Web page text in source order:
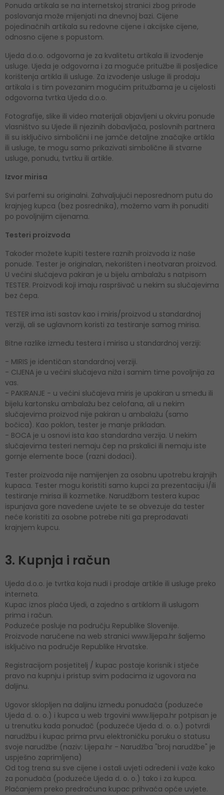
Ponuda artikala se na internetskoj stranici zbog prirode
poslovanja može mijenjati na dnevnoj bazi. Cijene
pojedinačnih artikala su redovne cijene i akcijske cijene,
odnosno cijene s popustom.
Ujeda d.o.o. odgovorna je za kvalitetu artikala ili izvođenje
usluge. Ujeda je odgovorna i za moguće pritužbe ili posljedice
korištenja artikla ili usluge. Za izvođenje usluge ili prodaju
artikala i s tim povezanim mogućim pritužbama je u cijelosti
odgovorna tvrtka Ujeda d.o.o.
Fotografije, slike ili video materijali objavljeni u okviru ponude
vlasništvo su Ujede ili njezinih dobavljača, poslovnih partnera
ili su isključivo simbolični i ne jamče detaljne značajke artikla
ili usluge, te mogu samo prikazivati simbolične ili stvarne
usluge, ponudu, tvrtku ili artikle.
Izvor mirisa
Svi parfemi su originalni. Zahvaljujući neposrednom putu do
krajnjeg kupca (bez posrednika), možemo vam ih ponuditi
po povoljnijim cijenama.
Testeri proizvoda
Također možete kupiti testere raznih proizvoda iz naše
ponude. Tester je originalan, nekorišten i neotvaran proizvod.
U većini slučajeva pakiran je u bijelu ambalažu s natpisom
TESTER. Proizvodi koji imaju raspršivač u nekim su slučajevima
bez čepa.
TESTER ima isti sastav kao i miris/proizvod u standardnoj
verziji, ali se uglavnom koristi za testiranje samog mirisa.
Bitne razlike između testera i mirisa u standardnoj verziji:
- MIRIS je identičan standardnoj verziji.
- CIJENA je u većini slučajeva niža i samim time povoljnija za
vas.
- PAKIRANJE - u većini slučajeva miris je upakiran u smeđu ili
bijelu kartonsku ambalažu bez celofana, ali u nekim
slučajevima proizvod nije pakiran u ambalažu (samo
bočica). Kao poklon, tester je manje prikladan.
- BOCA je u osnovi ista kao standardna verzija. U nekim
slučajevima testeri nemaju čep na prskalici ili nemaju iste
gornje elemente boce (razni dodaci).
Tester proizvoda nije namijenjen za osobnu upotrebu krajnjih
kupaca. Tester mogu koristiti samo kupci za prezentaciju i/ili
testiranje mirisa ili kozmetike. Narudžbom testera kupac
ispunjava gore navedene uvjete te se obvezuje da tester
neće koristiti za osobne potrebe niti ga preprodavati
krajnjem kupcu.
3. Kupnja i račun
Ujeda d.o.o. je tvrtka koja nudi i prodaje artikle ili usluge preko
interneta.
Kupac iznos plaća Ujedi, a zajedno s artiklom ili uslugom
prima i račun.
Poduzeće posluje na području Republike Slovenije.
Proizvode naručene na web stranici www.lijepa.hr šaljemo
isključivo na područje Republike Hrvatske.
Registracijom posjetitelj / kupac postaje korisnik i stječe
pravo na kupnju i pristup svim podacima iz ugovora na
daljinu.
Ugovor sklopljen na daljinu između ponuđača (poduzeće
Ujeda d. o. o.) i kupca u web trgovini www.lijepa.hr potpisan je
u trenutku kada ponuđač (poduzeće Ujeda d. o. o.) potvrdi
narudžbu i kupac prima prvu elektroničku poruku o statusu
svoje narudžbe (naziv: Lijepa.hr - Narudžba "broj narudžbe" je
uspješno zaprimljena)
Od tog trena su sve cijene i ostali uvjeti određeni i važe kako
za ponuđača (poduzeće Ujeda d. o. o.) tako i za kupca.
Plaćanjem preko predračuna kupac prihvaća opće uvjete.